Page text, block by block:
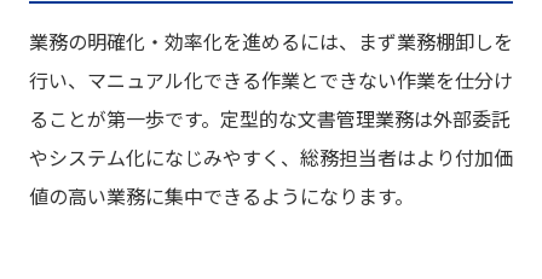
業務の明確化・効率化を進めるには、まず業務棚卸しを
行い、マニュアル化できる作業とできない作業を仕分け
ることが第一歩です。定型的な文書管理業務は外部委託
やシステム化になじみやすく、総務担当者はより付加価
値の高い業務に集中できるようになります。